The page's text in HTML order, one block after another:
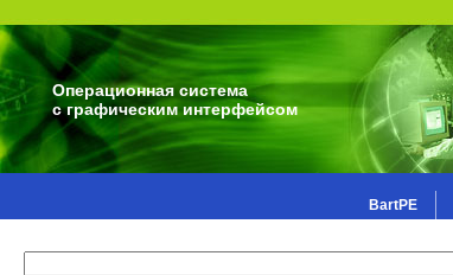
Операционная система
с графическим интерфейсом
BartPE